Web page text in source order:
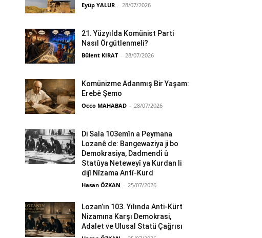
Eyüp YALUR - 28/07/2026
21. Yüzyılda Komünist Parti
Nasıl Örgütlenmeli?
Bülent KIRAT - 28/07/2026
Komünizme Adanmış Bir Yaşam:
Erebê Şemo
Occo MAHABAD - 28/07/2026
Di Sala 103emîn a Peymana
Lozanê de: Bangewaziya ji bo
Demokrasiya, Dadmendî û
Statûya Neteweyî ya Kurdan li
dijî Nîzama Antî-Kurd
Hasan ÖZKAN - 25/07/2026
Lozan’ın 103. Yılında Anti-Kürt
Nizamına Karşı Demokrasi,
Adalet ve Ulusal Statü Çağrısı